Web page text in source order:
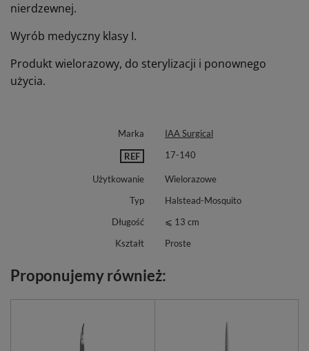
nierdzewnej.
Wyrób medyczny klasy I.
Produkt wielorazowy, do sterylizacji i ponownego
użycia.
Marka IAA Surgical
REF 17-140
Użytkowanie
Wielorazowe
Typ
Halstead-Mosquito
Długość
⩽ 13 cm
Kształt
Proste
Proponujemy również: